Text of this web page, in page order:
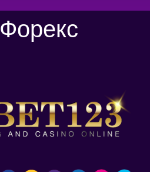
Форекс